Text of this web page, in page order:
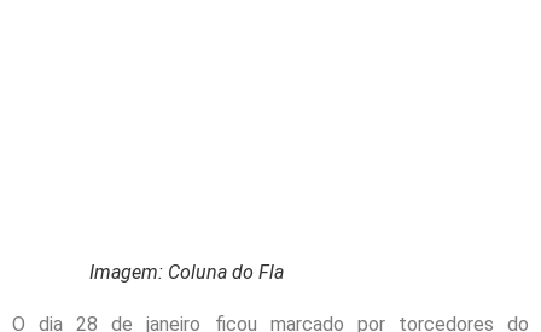
Imagem: Coluna do Fla
O dia 28 de janeiro ficou marcado por torcedores do